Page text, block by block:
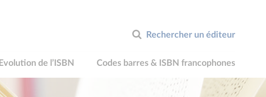
Rechercher un éditeur
Evolution de l’ISBN Codes barres & ISBN francophones